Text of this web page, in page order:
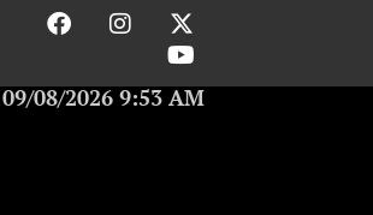
09/08/2026 9:53 AM